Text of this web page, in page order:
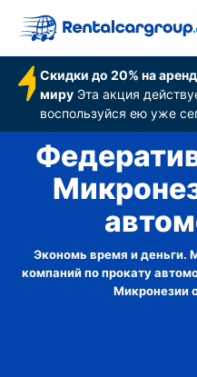
Скидки до 20% на
мируЭта акция
воспользуйся ею уже
Экономь время и деньги.
компаний по прокату
Микронезии